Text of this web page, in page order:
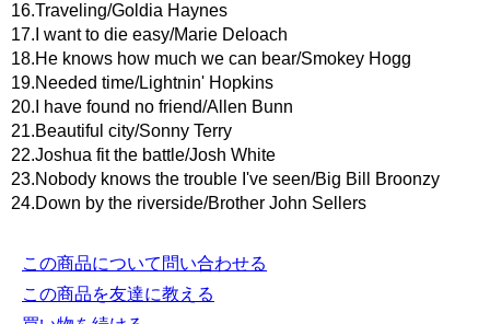
16.Traveling/Goldia Haynes
17.I want to die easy/Marie Deloach
18.He knows how much we can bear/Smokey Hogg
19.Needed time/Lightnin' Hopkins
20.I have found no friend/Allen Bunn
21.Beautiful city/Sonny Terry
22.Joshua fit the battle/Josh White
23.Nobody knows the trouble I've seen/Big Bill Broonzy
24.Down by the riverside/Brother John Sellers
この商品について問い合わせる
この商品を友達に教える